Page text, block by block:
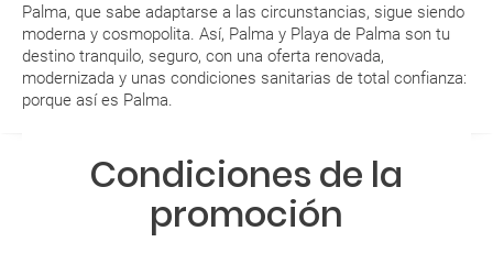
Palma, que sabe adaptarse a las circunstancias, sigue siendo
moderna y cosmopolita. Así, Palma y Playa de Palma son tu
destino tranquilo, seguro, con una oferta renovada,
modernizada y unas condiciones sanitarias de total confianza:
porque así es Palma.
sabré si se confirma el viaje?
¿Cómo sé si hay plazas disponibles en el viaje que
quiero al hacer mi solicitud de reserva?
Si tengo los traslados incluidos, ¿dónde debo
dirigirme?
¿Incluye algún seguro de viaje mi reserva?
Condiciones de la
promoción